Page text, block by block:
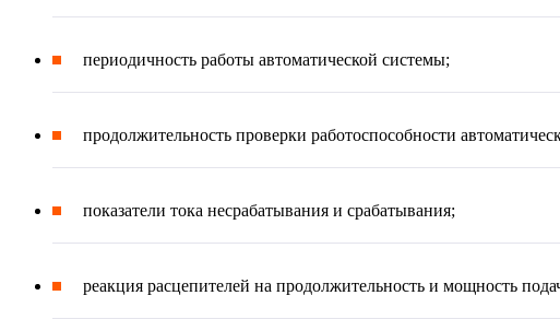
периодичность работы автоматической системы;
продолжительность проверки работоспособности
показатели тока несрабатывания и срабатывания;
реакция расцепителей на продолжительность и мощность